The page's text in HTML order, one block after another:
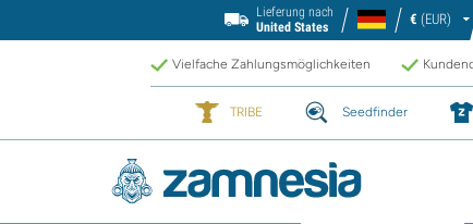
Lieferung nach
United States
€ (EUR)
Vielfache Zahlungsmöglichkeiten
TRIBE Seedfinder